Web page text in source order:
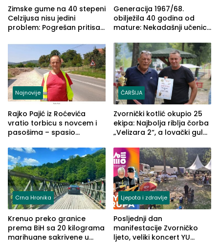
Zimske gume na 40 stepeni
Celzijusa nisu jedini
problem: Pogrešan pritisak
Generacija 1967/68.
obilježila 40 godina od
mature: Nekadašnji učenici
(FOTO)
Najnovije
Rajko Pajić iz Roćevića
vratio torbicu s novcem i
pasošima – spasio
Grčkoj
ČARŠIJA
Zvornički kotlić okupio 25
ekipa: Najbolja riblja čorba
„Velizara 2“, a lovački gulaš
Crna Hronika
Krenuo preko granice
prema BiH sa 20 kilograma
marihuane sakrivene u
Ljepota i zdravlje
Posljednji dan
manifestacije Zvorničko
ljeto, veliki koncert YU